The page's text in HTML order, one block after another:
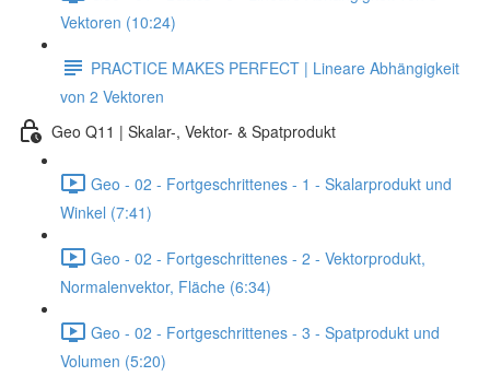
Vektoren (10:24)
PRACTICE MAKES PERFECT | Lineare Abhängigkeit
von 2 Vektoren
Geo Q11 | Skalar-, Vektor- & Spatprodukt
Geo - 02 - Fortgeschrittenes - 1 - Skalarprodukt und
Winkel (7:41)
Geo - 02 - Fortgeschrittenes - 2 - Vektorprodukt,
Normalenvektor, Fläche (6:34)
Geo - 02 - Fortgeschrittenes - 3 - Spatprodukt und
Volumen (5:20)